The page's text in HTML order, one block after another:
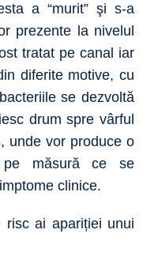
a “murit” şi s-a
prezente la nivelul
tratat pe canal iar
diferite motive, cu
se dezvoltă
drum spre vârful
unde vor produce o
pe măsură ce se
clinice.
risc ai apariției unui